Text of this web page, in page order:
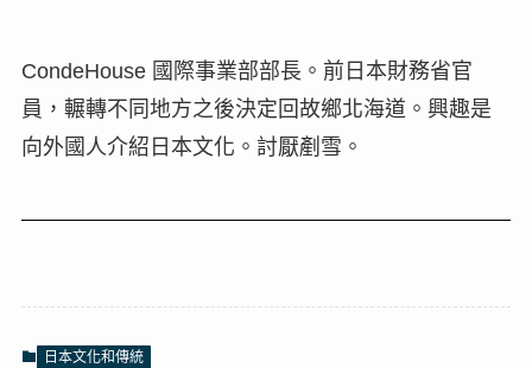
CondeHouse 國際事業部部長。前日本財務省官
員，輾轉不同地方之後決定回故鄉北海道。興趣是
向外國人介紹日本文化。討厭剷雪。
日本文化和傳統